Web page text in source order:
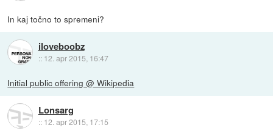
In kaj točno to spremeni?
iloveboobz
:: 12. apr 2015, 16:47
Initial public offering @ Wikipedia
Lonsarg
:: 12. apr 2015, 17:15